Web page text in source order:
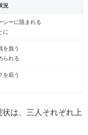
況
シーに阻まれる
に
を負う
られる
を庇う
状は、三人それぞれ上